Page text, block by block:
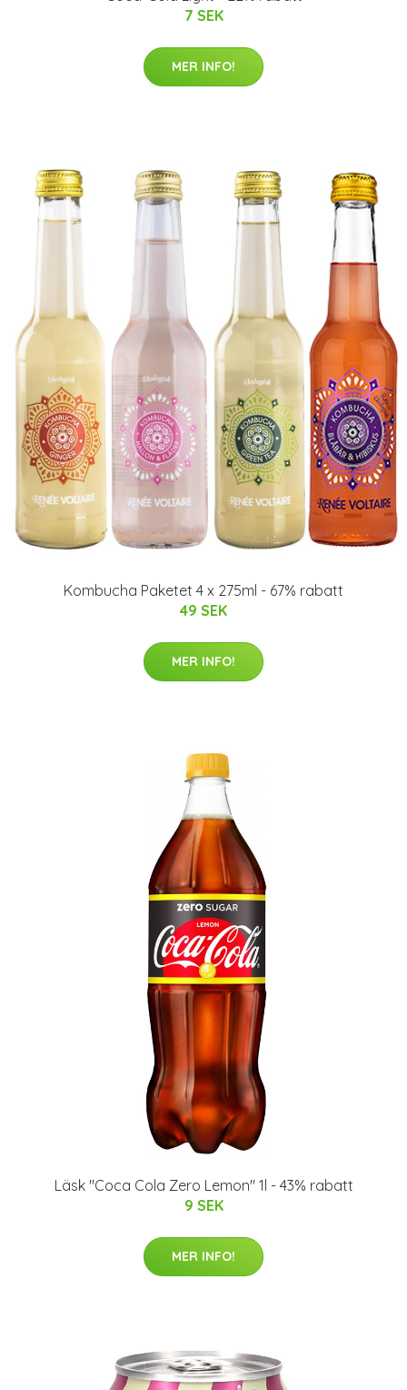
7 SEK
MER INFO!
Kombucha Paketet 4 x 275ml - 67% rabatt
49 SEK
MER INFO!
Läsk "Coca Cola Zero Lemon" 1l - 43% rabatt
9 SEK
MER INFO!